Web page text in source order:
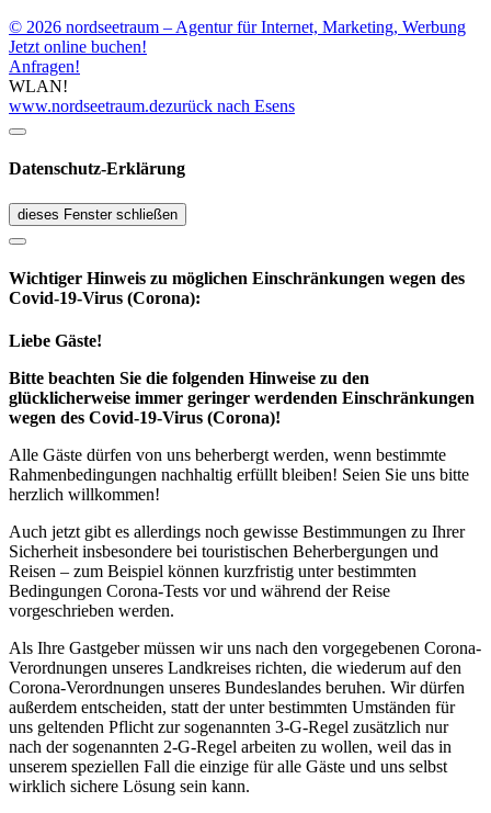
© 2026 nordseetraum – Agentur für Internet, Marketing, Werbung
Jetzt online buchen!
Anfragen!
WLAN!
www.nordseetraum.dezurück nach Esens
Datenschutz-Erklärung
dieses Fenster schließen
Wichtiger Hinweis zu möglichen Ein­schränk­ungen wegen des
Covid-19-Virus (Corona):
Liebe Gäste!
Bitte beachten Sie die folgenden Hinweise zu den
glücklicherweise immer geringer werdenden Einschränkungen
wegen des Covid-19-Virus (Corona)!
Alle Gäste dürfen von uns beherbergt werden, wenn bestimmte
Rahmenbedingungen nachhaltig erfüllt bleiben! Seien Sie uns bitte
herzlich willkommen!
Auch jetzt gibt es allerdings noch gewisse Bestimmungen zu Ihrer
Sicherheit insbesondere bei touristischen Beherbergungen und
Reisen – zum Beispiel können kurzfristig unter bestimmten
Bedingungen Corona-Tests vor und während der Reise
vorgeschrieben werden.
Als Ihre Gastgeber müssen wir uns nach den vorgegebenen Corona-
Verordnungen unseres Landkreises richten, die wiederum auf den
Corona-Verordnungen unseres Bundeslandes beruhen. Wir dürfen
außerdem entscheiden, statt der unter bestimmten Umständen für
uns geltenden Pflicht zur sogenannten 3-G-Regel zusätzlich nur
nach der sogenannten 2-G-Regel arbeiten zu wollen, weil das in
unserem speziellen Fall die einzige für alle Gäste und uns selbst
wirklich sichere Lösung sein kann.